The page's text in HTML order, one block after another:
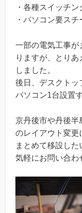
・各種スイッチ
・パソコン要ス
一部の電気工事が
りますが、とり
しました。
後日、デスクトッ
パソコン1台設置
京丹後市や丹後半
のレイアウト変更
まとめて移設し
気軽にお問い合わ